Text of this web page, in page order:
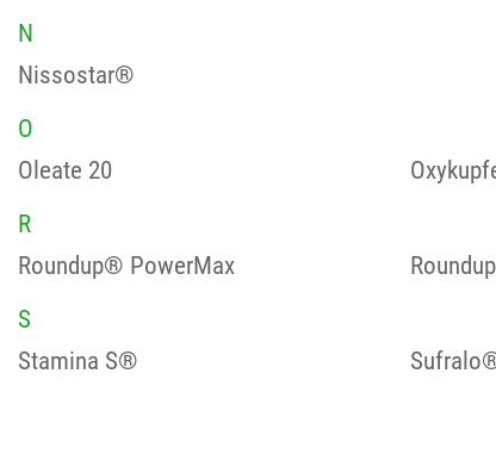
N
Nissostar®
O
Oleate 20
R
Roundup® PowerMax
S
Stamina S®